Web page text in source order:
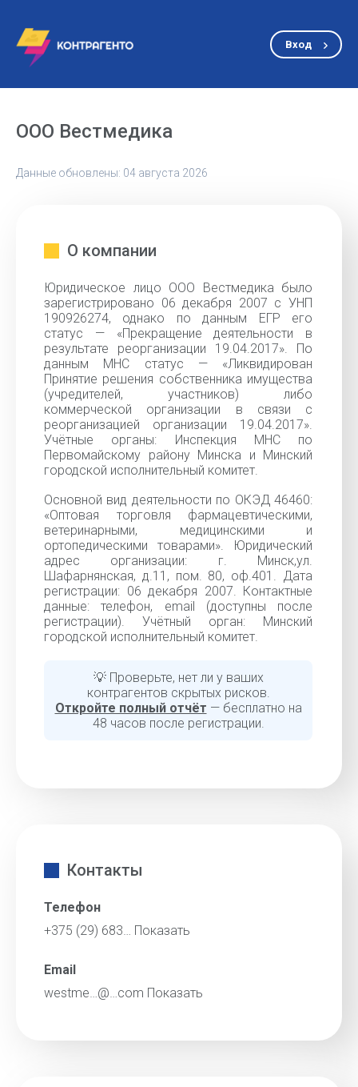
Вход
ООО Вестмедика
Данные обновлены: 04 августа 2026
О компании
Юридическое лицо ООО Вестмедика было
зарегистрировано 06 декабря 2007 с УНП
190926274, однако по данным ЕГР его
статус — «Прекращение деятельности в
результате реорганизации 19.04.2017». По
данным МНС статус — «Ликвидирован
Принятие решения собственника имущества
(учредителей, участников) либо
коммерческой организации в связи с
реорганизацией организации 19.04.2017».
Учётные органы: Инспекция МНС по
Первомайскому району Минска и Минский
городской исполнительный комитет.
Основной вид деятельности по ОКЭД 46460:
«Оптовая торговля фармацевтическими,
ветеринарными, медицинскими и
ортопедическими товарами». Юридический
адрес организации: г. Минск,ул.
Шафарнянская, д.11, пом. 80, оф.401. Дата
регистрации: 06 декабря 2007. Контактные
данные: телефон, email (доступны после
регистрации). Учётный орган: Минский
городской исполнительный комитет.
💡 Проверьте, нет ли у ваших
контрагентов скрытых рисков.
Откройте полный отчёт — бесплатно на
48 часов после регистрации.
Контакты
Телефон
+375 (29) 683… Показать
Email
westme…@…com Показать